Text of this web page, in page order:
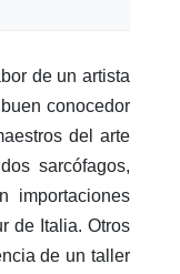
de un artista
conocedor
del arte
sarcófagos,
importaciones
de Italia. Otros
de un taller